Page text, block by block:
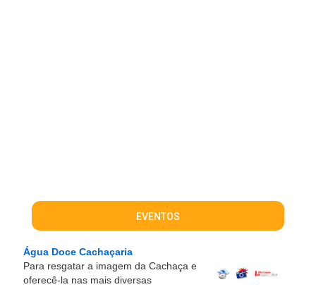
EVENTOS
Água Doce Cachaçaria
Para resgatar a imagem da Cachaça e
oferecê-la nas mais diversas